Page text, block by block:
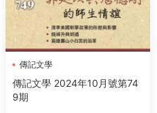
傳記文學
傳記文學 2024年10月號第74
9期